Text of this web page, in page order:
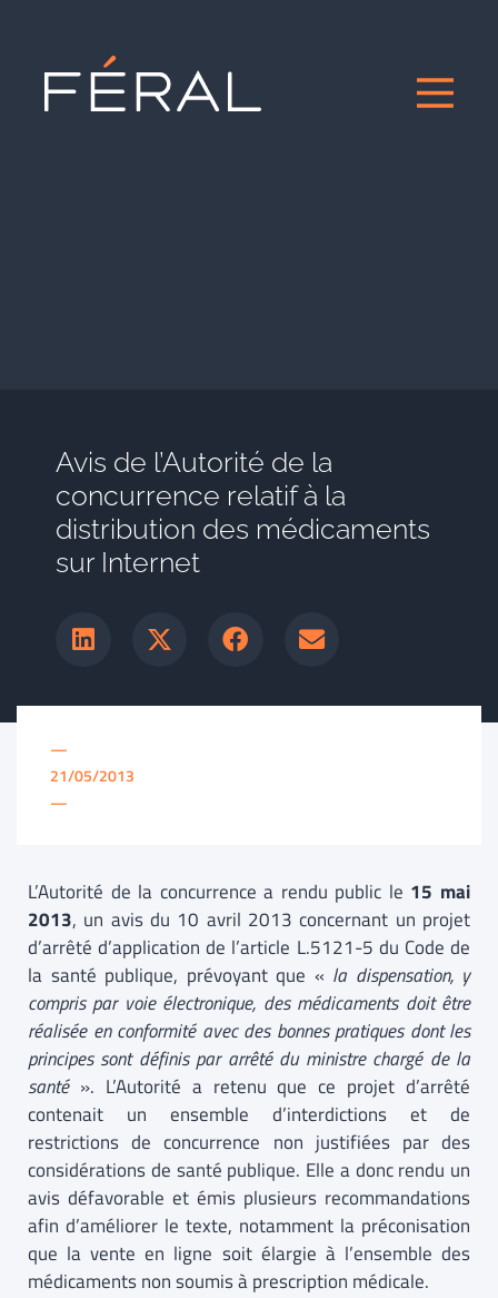
Avis de l’Autorité de la
concurrence relatif à la
distribution des médicaments
sur Internet
—
21/05/2013
—
L’Autorité de la concurrence a rendu public le 15 mai
2013, un avis du 10 avril 2013 concernant un projet
d’arrêté d’application de l’article L.5121-5 du Code de
la santé publique, prévoyant que « la dispensation, y
compris par voie électronique, des médicaments doit être
réalisée en conformité avec des bonnes pratiques dont les
principes sont définis par arrêté du ministre chargé de la
santé». L’Autorité a retenu que ce projet d’arrêté
contenait un ensemble d’interdictions et de
restrictions de concurrence non justifiées par des
considérations de santé publique. Elle a donc rendu un
avis défavorable et émis plusieurs recommandations
afin d’améliorer le texte, notamment la préconisation
que la vente en ligne soit élargie à l’ensemble des
médicaments non soumis à prescription médicale.